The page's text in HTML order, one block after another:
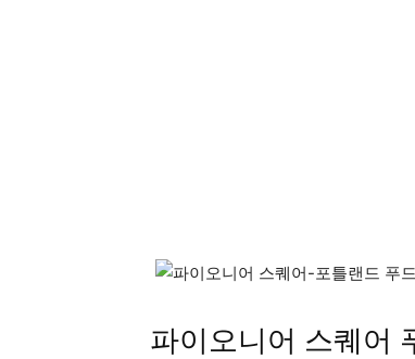
파이오니어 스퀘어